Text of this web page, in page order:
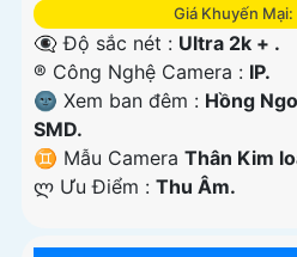
Giá Khuyến
👁️‍🗨 Độ sắc nét : Ultra 2k + .
®️ Công Nghệ Camera : IP.
🌚 Xem ban đêm : Hồng
SMD.
♊ Mẫu Camera Thân Kim
️ლ Ưu Điểm : Thu Âm.